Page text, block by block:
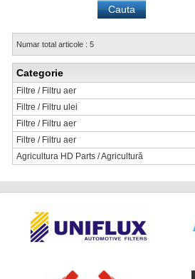
Numar total articole : 5
Categorie
Filtre / Filtru aer
Filtre / Filtru ulei
Filtre / Filtru aer
Filtre / Filtru aer
Agricultura HD Parts / Agricultură